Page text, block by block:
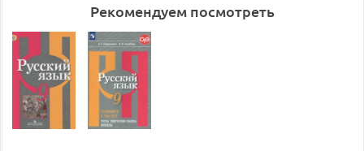
Рекомендуем посмотреть